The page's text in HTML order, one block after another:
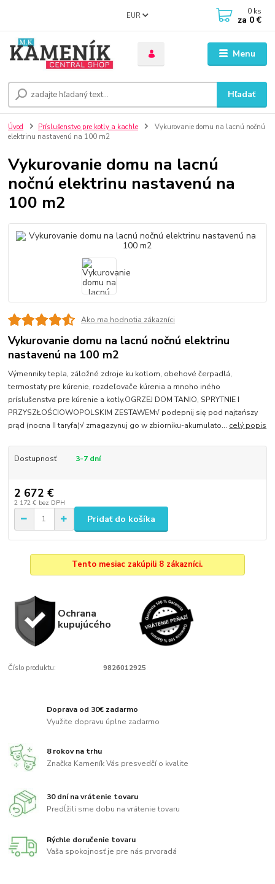
Menu
EUR
Hľadať
0 ks
za 0 €
Úvod Príslušenstvo pre kotly a kachle
Vykurovanie domu na lacnú nočnú
elektrinu nastavenú na 100 m2
Vykurovanie domu na lacnú
nočnú elektrinu nastavenú na
100 m2
Ako ma hodnotia zákazníci
Vykurovanie domu na lacnú nočnú elektrinu
nastavenú na 100 m2
Výmenniky tepla, záložné zdroje ku kotlom, obehové čerpadlá,
termostaty pre kúrenie, rozdeľovače kúrenia a mnoho iného
príslušenstva pre kúrenie a kotly.OGRZEJ DOM TANIO, SPRYTNIE I
PRZYSZŁOŚCIOWOPOLSKIM ZESTAWEM√ podepnij się pod najtańszy
prąd (nocna II taryfa)√ zmagazynuj go w zbiorniku-akumulato... celý popis
Dostupnosť 3-7 dní
2 672 €
2 172 € bez DPH
Pridať do košíka
Tento mesiac zakúpili 8 zákazníci.
Ochrana
kupujúcého
Číslo produktu: 9826012925
Doprava od 30€ zadarmo
Využite dopravu úplne zadarmo
8 rokov na trhu
Značka Kameník Vás presvedčí o kvalite
30 dní na vrátenie tovaru
Predĺžili sme dobu na vrátenie tovaru
Rýchle doručenie tovaru
Vaša spokojnosť je pre nás prvoradá